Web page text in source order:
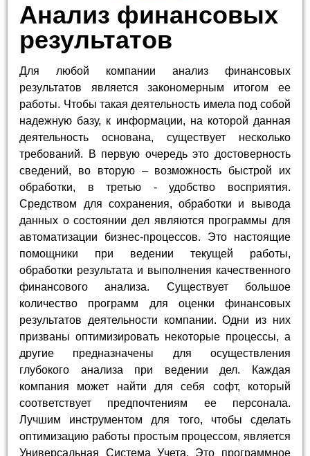
Анализ финансовых
результатов
Для любой компании анализ финансовых
результатов является закономерным итогом ее
работы. Чтобы такая деятельность имела под собой
надежную базу, к информации, на которой данная
деятельность основана, существует несколько
требований. В первую очередь это достоверность
сведений, во вторую – возможность быстрой их
обработки, в третью - удобство восприятия.
Средством для сохранения, обработки и вывода
данных о состоянии дел являются программы для
автоматизации бизнес-процессов. Это настоящие
помощники при ведении текущей работы,
обработки результата и выполнения качественного
финансового анализа. Существует большое
количество программ для оценки финансовых
результатов деятельности компании. Одни из них
призваны оптимизировать некоторые процессы, а
другие предназначены для осуществления
глубокого анализа при ведении дел. Каждая
компания может найти для себя софт, который
соответствует предпочтениям ее персонала.
Лучшим инструментом для того, чтобы сделать
оптимизацию работы простым процессом, является
Универсальная Система Учета. Это программное